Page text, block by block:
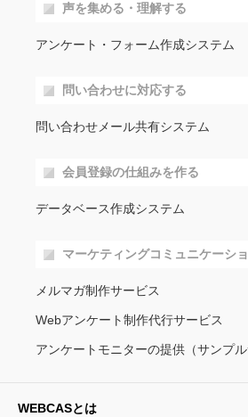
声を集める・理解する
アンケート・フォーム作成システム
問い合わせに対応する
問い合わせメール共有システム
会員登録の仕組みを作る
データベース作成システム
マーケティングコミュニケーシ
メルマガ制作サービス
Webアンケート制作代行サービス
アンケートモニターの提供（サンプル
WEBCASとは